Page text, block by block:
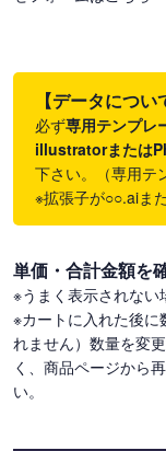
【データについ
必ず専用テンプレ
illustratorまたは
下さい。（専用テ
※拡張子が○○.aiま
単価・合計金額を
※うまく表示されない
※カートに入れた後に
れません）数量を変
く、商品ページから
い。